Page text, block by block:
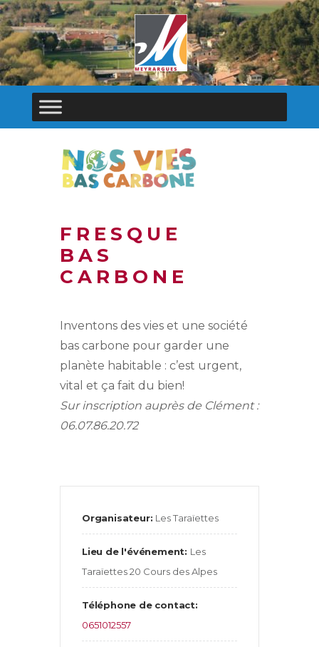
FRESQUE
BAS
CARBONE
Inventons des vies et une société
bas carbone pour garder une
planète habitable : c’est urgent,
vital et ça fait du bien!
Sur inscription auprès de Clément :
06.07.86.20.72
Organisateur: Les Taraïettes
Lieu de l'événement: Les
Taraïettes 20 Cours des Alpes
Téléphone de contact:
0651012557